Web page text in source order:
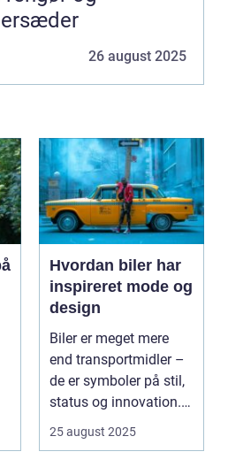
26 august 2025
Hvordan biler har
inspireret mode og
design
Biler er meget mere
end transportmidler –
de er symboler på stil,
status og innovation.
...
25 august 2025